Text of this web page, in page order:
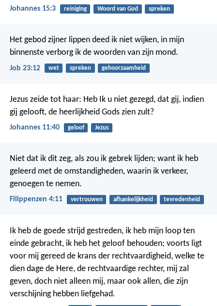
Johannes 15:3 reiniging Woord van God spreken
Het gebod zijner lippen deed ik niet wijken, in mijn
binnenste verborg ik de woorden van zijn mond.
Job 23:12 wet spreken gehoorzaamheid
Jezus zeide tot haar: Heb Ik u niet gezegd, dat gij, indien
gij gelooft, de heerlijkheid Gods zien zult?
Johannes 11:40 geloof Jezus
Niet dat ik dit zeg, als zou ik gebrek lijden; want ik heb
geleerd met de omstandigheden, waarin ik verkeer,
genoegen te nemen.
Filippenzen 4:11 vertrouwen afhankelijkheid tevredenheid
Ik heb de goede strijd gestreden, ik heb mijn loop ten
einde gebracht, ik heb het geloof behouden; voorts ligt
voor mij gereed de krans der rechtvaardigheid, welke te
dien dage de Here, de rechtvaardige rechter, mij zal
geven, doch niet alleen mij, maar ook allen, die zijn
verschijning hebben liefgehad.